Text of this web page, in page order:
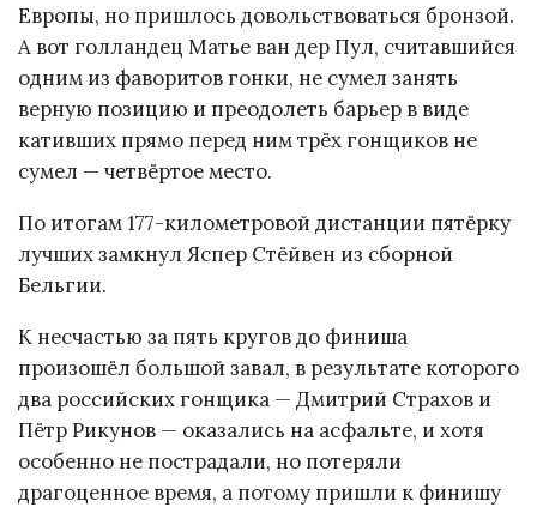
Европы, но пришлось довольствоваться бронзой.
А вот голландец Матье ван дер Пул, считавшийся
одним из фаворитов гонки, не сумел занять
верную позицию и преодолеть барьер в виде
кативших прямо перед ним трёх гонщиков не
сумел — четвёртое место.
По итогам 177-километровой дистанции пятёрку
лучших замкнул Яспер Стёйвен из сборной
Бельгии.
К несчастью за пять кругов до финиша
произошёл большой завал, в результате которого
два российских гонщика — Дмитрий Страхов и
Пётр Рикунов — оказались на асфальте, и хотя
особенно не пострадали, но потеряли
драгоценное время, а потому пришли к финишу